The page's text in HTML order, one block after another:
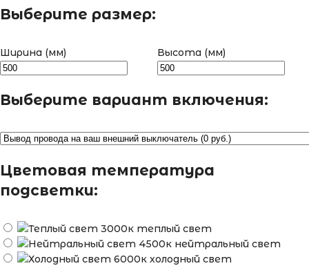
Выберите размер:
Ширина (мм) Высота (мм)
Выберите вариант включения:
Цветовая температура
подсветки:
теплый свет
нейтральный свет
холодный свет